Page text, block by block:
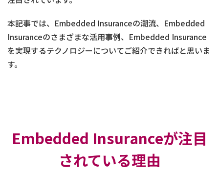
本記事では、Embedded Insuranceの潮流、Embedded
Insuranceのさまざまな活用事例、Embedded Insurance
を実現するテクノロジーについてご紹介できればと思いま
す。
Embedded Insuranceが注目
されている理由